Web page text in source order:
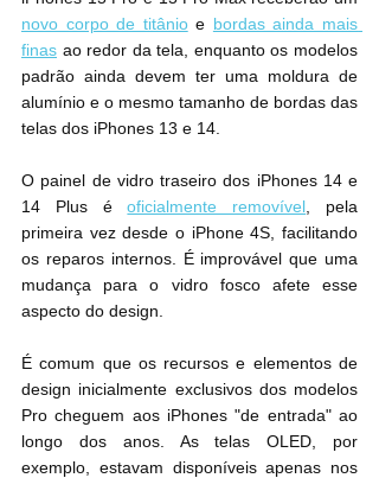
novo corpo de titânio e bordas ainda mais
finas ao redor da tela, enquanto os modelos
padrão ainda devem ter uma moldura de
alumínio e o mesmo tamanho de bordas das
telas dos iPhones 13 e 14.
O painel de vidro traseiro dos iPhones 14 e
14 Plus é oficialmente removível , pela
primeira vez desde o iPhone 4S, facilitando
os reparos internos. É improvável que uma
mudança para o vidro fosco afete esse
aspecto do design.
É comum que os recursos e elementos de
design inicialmente exclusivos dos modelos
Pro cheguem aos iPhones "de entrada" ao
longo dos anos. As telas OLED, por
exemplo, estavam disponíveis apenas nos